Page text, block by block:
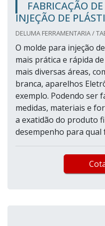
FABRICAÇÃO
INJEÇÃO DE
DELUMA FERRAMENTARIA /
O molde para injeção
mais prática e rápida
mais diversas áreas,
branca, aparelhos
exemplo. Podendo ser
medidas, materiais e
a exatidão do produto
desempenho para qual